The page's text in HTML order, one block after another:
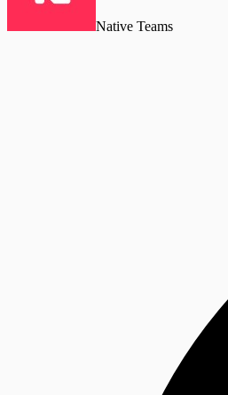
Native Teams